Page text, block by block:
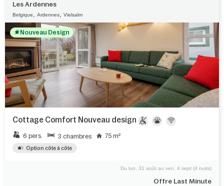
Les Ardennes
Belgique, Ardennes, Vielsalm
Nouveau Design
Cottage Comfort Nouveau design
6 pers. 3 chambres 75 m²
Option côte à côte
Offre Last Minute
Du lun. 31 août au ven. 4 sept (4 nuits)